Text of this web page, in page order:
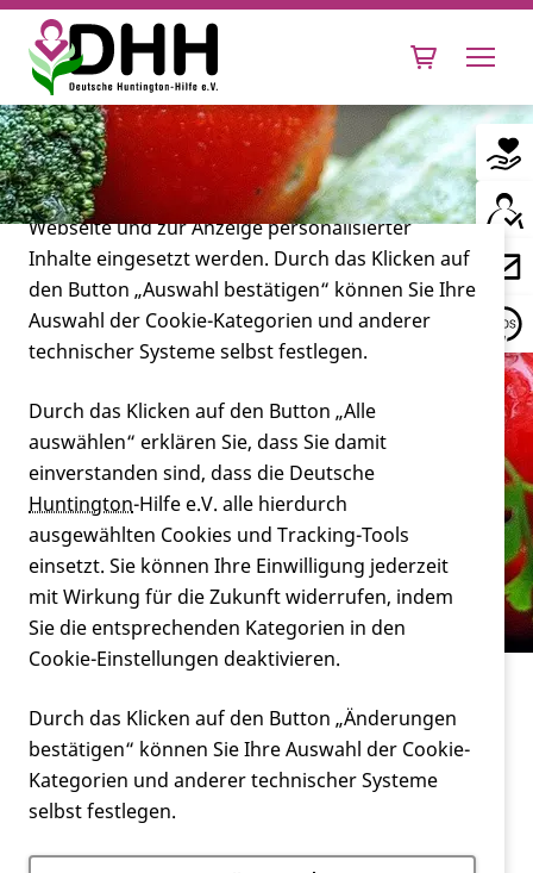
Leben mit Huntington
Forschung
Miteinander
Verein
Service
Wie komme ich an hochkalorische
Trinknahrung?
Wie komme ich an hochkalorische
Trinknahrung?
Menschen die z. B. unter Schluckstörungen oder
krankheitsbedingt an Mangelernährung und
Cookie-Einstellungen
Diese Webseite setzt verschiedene Cookies und
Tracking-Tools ein. Dies beinhaltet Cookies und
Tracking-Tools, die für den Betrieb der Webseite
technisch notwendig sind, die zu statistischen
Zwecken sowie zur besseren Bedienbarkeit der
Webseite und zur Anzeige personalisierter
Inhalte eingesetzt werden. Durch das Klicken auf
den Button „Auswahl bestätigen“ können Sie Ihre
Auswahl der Cookie-Kategorien und anderer
technischer Systeme selbst festlegen.
Durch das Klicken auf den Button „Alle
auswählen“ erklären Sie, dass Sie damit
einverstanden sind, dass die Deutsche
Huntington-Hilfe e.V. alle hierdurch
ausgewählten Cookies und Tracking-Tools
einsetzt. Sie können Ihre Einwilligung jederzeit
mit Wirkung für die Zukunft widerrufen, indem
Sie die entsprechenden Kategorien in den
Cookie-Einstellungen deaktivieren.
Durch das Klicken auf den Button „Änderungen
bestätigen“ können Sie Ihre Auswahl der Cookie-
Kategorien und anderer technischer Systeme
selbst festlegen.